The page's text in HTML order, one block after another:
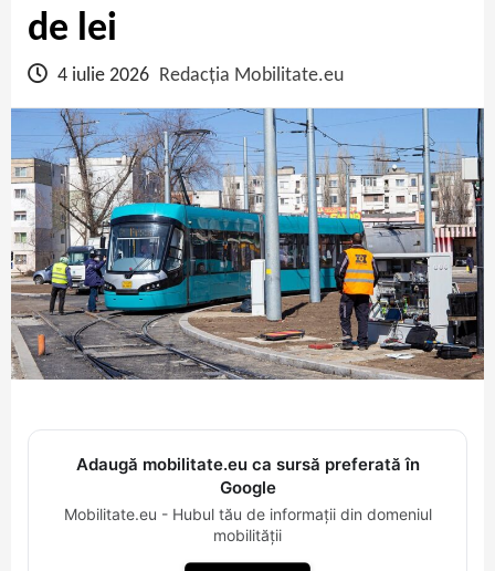
de lei
4 iulie 2026 Redacția Mobilitate.eu
Adaugă mobilitate.eu ca sursă preferată în
Google
Mobilitate.eu - Hubul tău de informații din domeniul
mobilității